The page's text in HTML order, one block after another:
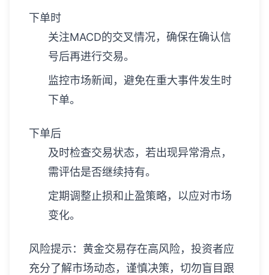
下单时
关注MACD的交叉情况，确保在确认信
号后再进行交易。
监控市场新闻，避免在重大事件发生时
下单。
下单后
及时检查交易状态，若出现异常滑点，
需评估是否继续持有。
定期调整止损和止盈策略，以应对市场
变化。
风险提示：黄金交易存在高风险，投资者应
充分了解市场动态，谨慎决策，切勿盲目跟